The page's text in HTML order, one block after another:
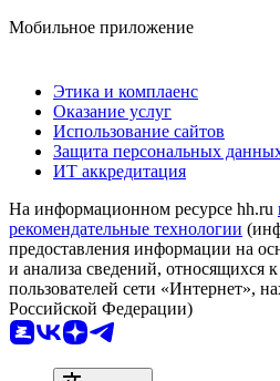
Мобильное приложение
Этика и комплаенс
Оказание услуг
Использование сайтов
Защита персональных
ИТ аккредитация
На информационном ресурсе hh.ru
рекомендательные технологии
предоставления информации на
и анализа сведений, относящихся
пользователей сети «Интернет»,
Российской Федерации)